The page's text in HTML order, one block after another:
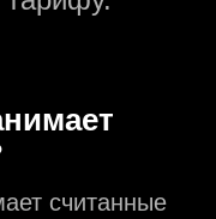
считанные